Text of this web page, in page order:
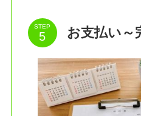
STEP お支払い～